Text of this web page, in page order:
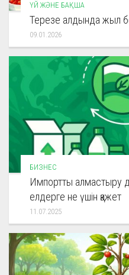
ҮЙ ЖӘНЕ БАҚША
Терезе алдында жыл
09.01.2026
БИЗНЕС
Импортты алмастыру
елдерге не үшін қажет
11.07.2025